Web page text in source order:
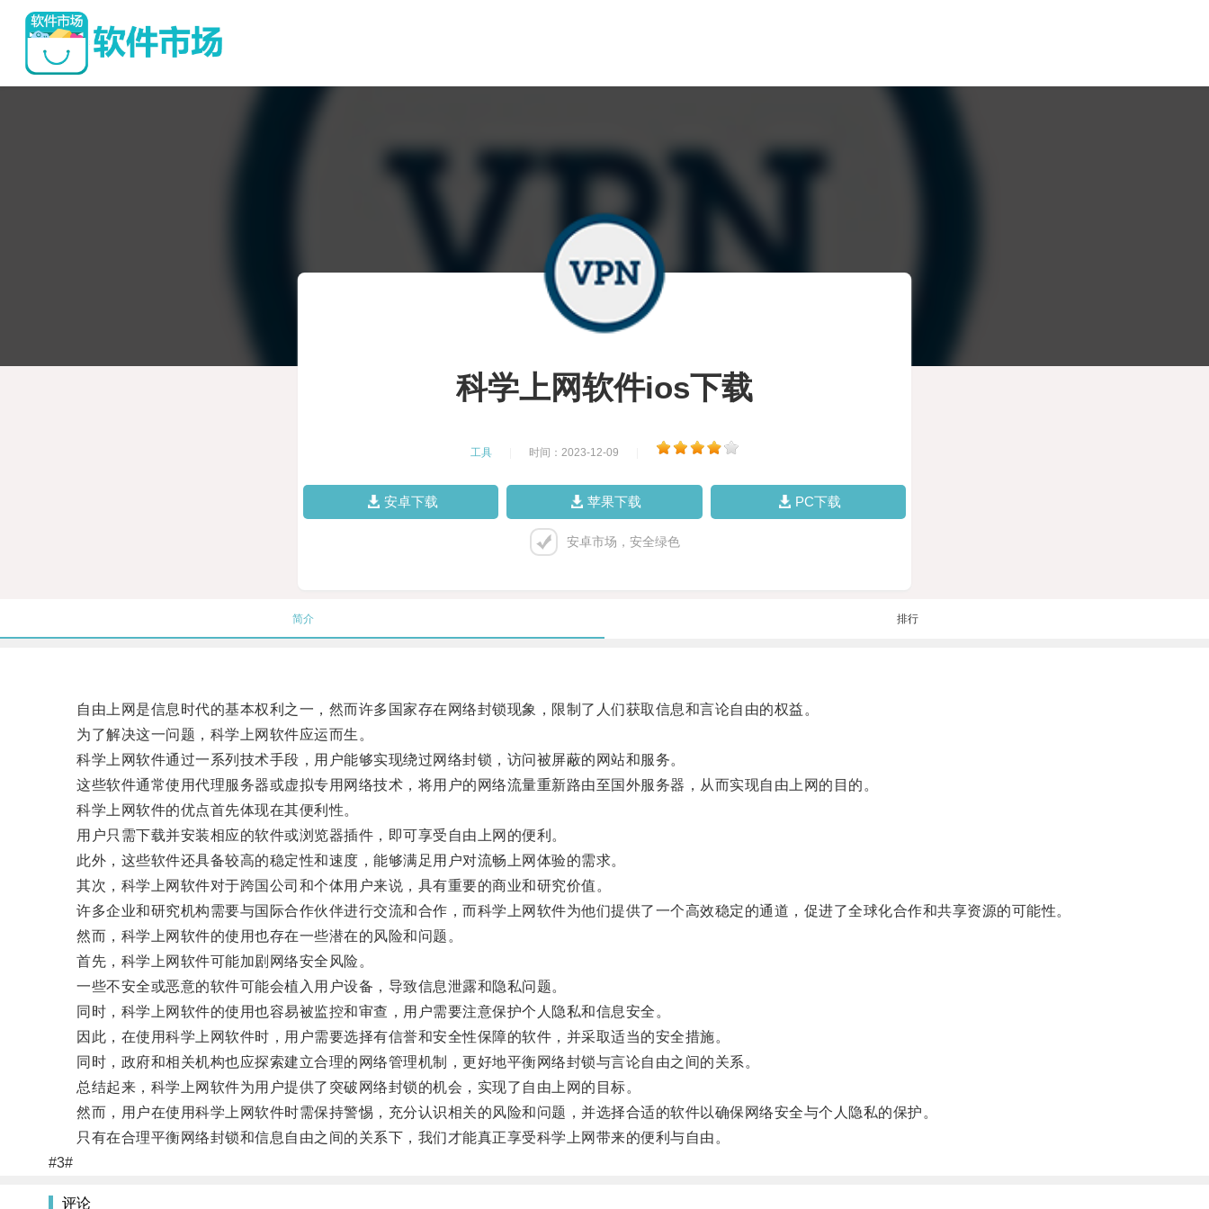
科学上网软件ios下载
工具 时间：2023-12-09
安卓下载 苹果下载 PC下载
安卓市场，安全绿色
简介 排行
自由上网是信息时代的基本权利之一，然而许多国家存在网络封锁现象，限制了人们获取信息和言论自由的权益。
为了解决这一问题，科学上网软件应运而生。
科学上网软件通过一系列技术手段，用户能够实现绕过网络封锁，访问被屏蔽的网站和服务。
这些软件通常使用代理服务器或虚拟专用网络技术，将用户的网络流量重新路由至国外服务器，从而实现自由上网的目的。
科学上网软件的优点首先体现在其便利性。
用户只需下载并安装相应的软件或浏览器插件，即可享受自由上网的便利。
此外，这些软件还具备较高的稳定性和速度，能够满足用户对流畅上网体验的需求。
其次，科学上网软件对于跨国公司和个体用户来说，具有重要的商业和研究价值。
许多企业和研究机构需要与国际合作伙伴进行交流和合作，而科学上网软件为他们提供了一个高效稳定的通道，促进了全球化合作和共享资源的可能性。
然而，科学上网软件的使用也存在一些潜在的风险和问题。
首先，科学上网软件可能加剧网络安全风险。
一些不安全或恶意的软件可能会植入用户设备，导致信息泄露和隐私问题。
同时，科学上网软件的使用也容易被监控和审查，用户需要注意保护个人隐私和信息安全。
因此，在使用科学上网软件时，用户需要选择有信誉和安全性保障的软件，并采取适当的安全措施。
同时，政府和相关机构也应探索建立合理的网络管理机制，更好地平衡网络封锁与言论自由之间的关系。
总结起来，科学上网软件为用户提供了突破网络封锁的机会，实现了自由上网的目标。
然而，用户在使用科学上网软件时需保持警惕，充分认识相关的风险和问题，并选择合适的软件以确保网络安全与个人隐私的保护。
只有在合理平衡网络封锁和信息自由之间的关系下，我们才能真正享受科学上网带来的便利与自由。
#3#
评论